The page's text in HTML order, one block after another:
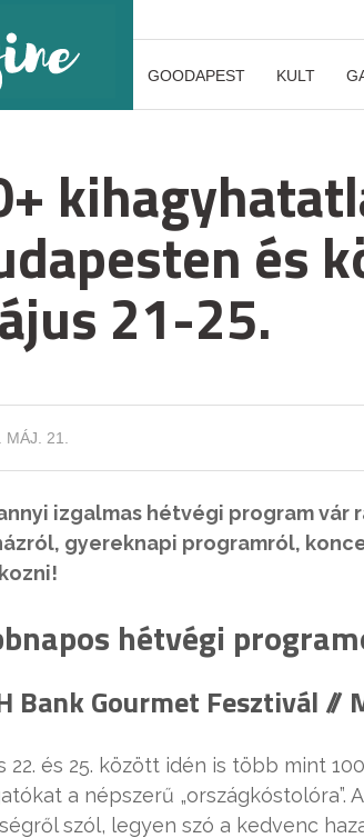
GOODAPEST KULT
és
21-25.
MÁJ. 21.
izgalmas hétvégi program vár
gyereknapi programról,
hétvégi
Bank Gourmet Fesztivál
22. és 25. között idén is több mint
a népszerű
szól, legyen szó a kedvenc